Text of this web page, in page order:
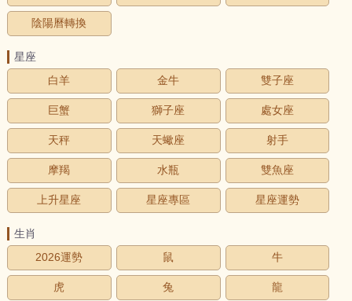
陰陽曆轉換
星座
白羊
金牛 雙子座
巨蟹 獅子座 處女座
天秤 天蠍座 射手
摩羯 水瓶 雙魚座
上升星座 星座專區 星座運勢
生肖
2026運勢
鼠 牛
虎 兔 龍